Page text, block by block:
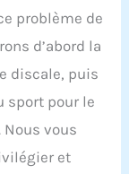
problème de
d’abord la
discale, puis
sport pour le
vous
et